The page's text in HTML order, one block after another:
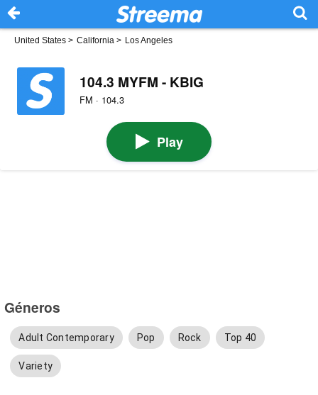
United States > California > Los Angeles
104.3 MYFM - KBIG
FM · 104.3
Play
Géneros
Adult Contemporary Pop Rock Top 40
Variety